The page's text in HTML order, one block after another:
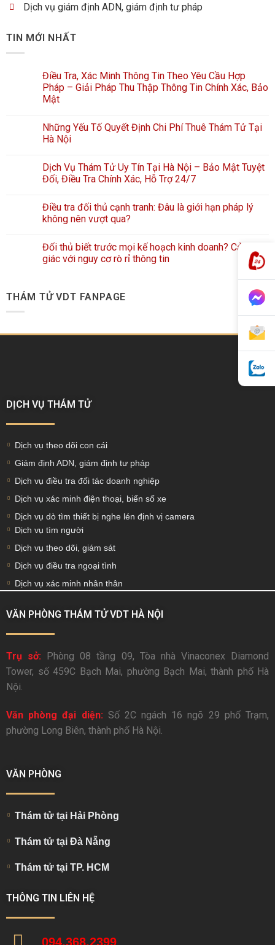
Dịch vụ giám định ADN, giám định tư pháp
TIN MỚI NHẤT
Điều Tra, Xác Minh Thông Tin Theo Yêu Cầu Hợp
Pháp – Giải Pháp Thu Thập Thông Tin Chính Xác, Bảo
Mật
Những Yếu Tố Quyết Định Chi Phí Thuê Thám Tử Tại
Hà Nội
Dịch Vụ Thám Tử Uy Tín Tại Hà Nội – Bảo Mật Tuyệt
Đối, Điều Tra Chính Xác, Hỗ Trợ 24/7
Điều tra đối thủ cạnh tranh: Đâu là giới hạn pháp lý
không nên vượt qua?
Đối thủ biết trước mọi kế hoạch kinh doanh? Cảnh
giác với nguy cơ rò rỉ thông tin
THÁM TỬ VDT FANPAGE
DỊCH VỤ THÁM TỬ
Dịch vụ theo dõi con cái
Giám định ADN, giám định tư pháp
Dịch vụ điều tra đối tác doanh nghiệp
Dịch vụ xác minh điện thoại, biển số xe
Dịch vụ dò tìm thiết bị nghe lén định vị camera
Dịch vụ tìm người
Dịch vụ theo dõi, giám sát
Dịch vụ điều tra ngoại tình
Dịch vụ xác minh nhân thân
VĂN PHÒNG THÁM TỬ VDT HÀ NỘI
Trụ sở: Phòng 08 tầng 09, Tòa nhà Vinaconex Diamond
Tower, số 459C Bạch Mai, phường Bạch Mai, thành phố Hà
Nội.
Văn phòng đại diện: Số 2C ngách 16 ngõ 29 phố Trạm,
phường Long Biên, thành phố Hà Nội.
VĂN PHÒNG
Thám tử tại Hải Phòng
Thám tử tại Đà Nẵng
Thám tử tại TP. HCM
THÔNG TIN LIÊN HỆ
094.368.2399